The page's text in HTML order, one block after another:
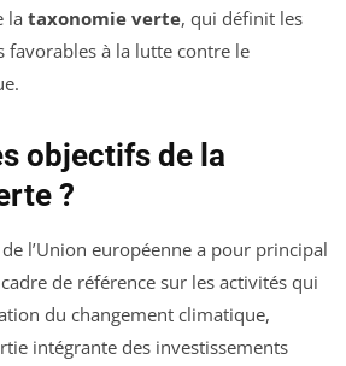
la taxonomie verte, qui définit les
favorables à la lutte contre le
objectifs de la
?
de l’Union européenne a pour principal
de référence sur les activités qui
du changement climatique,
intégrante des investissements